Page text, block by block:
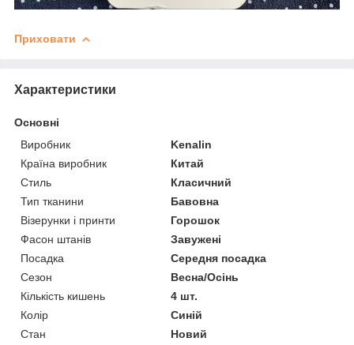
Приховати
Характеристики
Основні
Виробник
Kenalin
Країна виробник
Китай
Стиль
Класичний
Тип тканини
Бавовна
Візерунки і принти
Горошок
Фасон штанів
Завужені
Посадка
Середня посадка
Сезон
Весна/Осінь
Кількість кишень
4 шт.
Колір
Синій
Стан
Новий